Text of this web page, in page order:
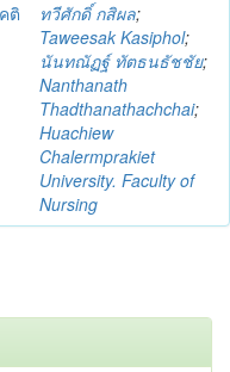
ติ
ทวีศักดิ์ กสิผล;
Taweesak Kasiphol;
นันทณัฏฐ์ ทัตธนธัชชัย;
Nanthanath
Thadthanathachchai;
Huachiew
Chalermprakiet
University. Faculty of
Nursing